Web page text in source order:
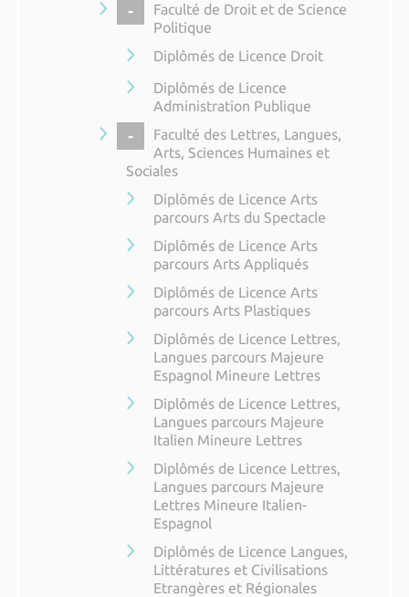
COLLAPSE
Faculté de Droit et de Science
Politique
Diplômés de Licence Droit
Diplômés de Licence
Administration Publique
COLLAPSE
Faculté des Lettres, Langues,
Arts, Sciences Humaines et
Sociales
Diplômés de Licence Arts
parcours Arts du Spectacle
Diplômés de Licence Arts
parcours Arts Appliqués
Diplômés de Licence Arts
parcours Arts Plastiques
Diplômés de Licence Lettres,
Langues parcours Majeure
Espagnol Mineure Lettres
Diplômés de Licence Lettres,
Langues parcours Majeure
Italien Mineure Lettres
Diplômés de Licence Lettres,
Langues parcours Majeure
Lettres Mineure Italien-
Espagnol
Diplômés de Licence Langues,
Littératures et Civilisations
Etrangères et Régionales